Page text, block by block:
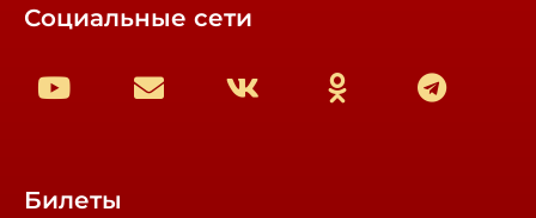
Социальные сети
Билеты